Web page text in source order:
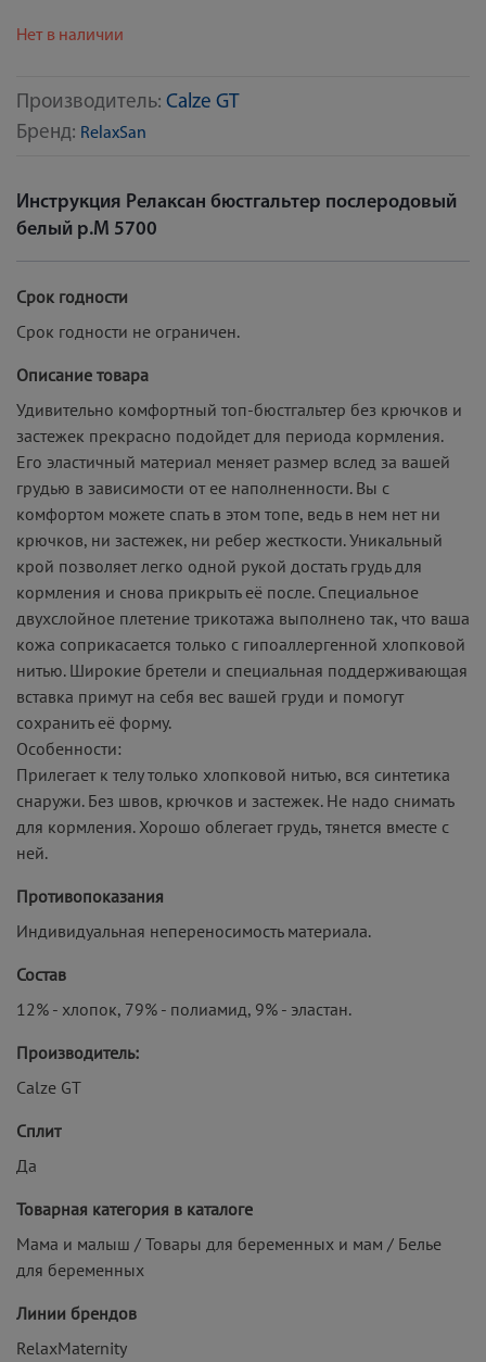
Производитель: Calze GT
Бренд: RelaxSan
Нет в наличии
Инструкция Релаксан бюстгальтер послеродовый
белый р.M 5700
Срок годности
Срок годности не ограничен.
Описание товара
Удивительно комфортный топ-бюстгальтер без крючков и
застежек прекрасно подойдет для периода кормления.
Его эластичный материал меняет размер вслед за вашей
грудью в зависимости от ее наполненности. Вы с
комфортом можете спать в этом топе, ведь в нем нет ни
крючков, ни застежек, ни ребер жесткости. Уникальный
крой позволяет легко одной рукой достать грудь для
кормления и снова прикрыть её после. Специальное
двухслойное плетение трикотажа выполнено так, что ваша
кожа соприкасается только с гипоаллергенной хлопковой
нитью. Широкие бретели и специальная поддерживающая
вставка примут на себя вес вашей груди и помогут
сохранить её форму.
Особенности:
Прилегает к телу только хлопковой нитью, вся синтетика
снаружи. Без швов, крючков и застежек. Не надо снимать
для кормления. Хорошо облегает грудь, тянется вместе с
ней.
Противопоказания
Индивидуальная непереносимость материала.
Состав
12% - хлопок, 79% - полиамид, 9% - эластан.
Производитель:
Calze GT
Сплит
Да
Товарная категория в каталоге
Мама и малыш / Товары для беременных и мам / Белье
для беременных
Линии брендов
RelaxMaternity